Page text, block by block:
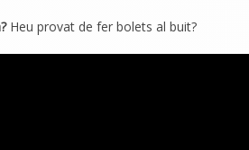
Heu provat de fer bolets al buit?